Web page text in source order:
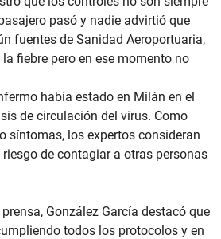
pasó y nadie advirtió que
fuentes de Sanidad Aeroportuaria,
fiebre pero en ese momento no
había estado en Milán en el
de circulación del virus. Como
síntomas, los expertos consideran
de contagiar a otras personas
González García destacó que
todos los protocolos y en